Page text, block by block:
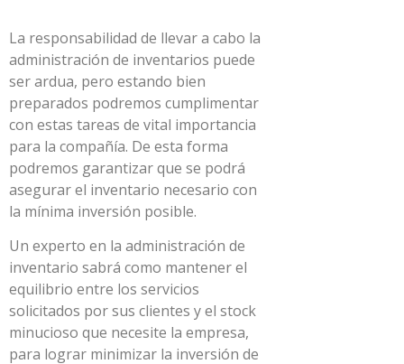
La responsabilidad de llevar a cabo la
administración de inventarios puede
ser ardua, pero estando bien
preparados podremos cumplimentar
con estas tareas de vital importancia
para la compañía. De esta forma
podremos garantizar que se podrá
asegurar el inventario necesario con
la mínima inversión posible.
Un experto en la administración de
inventario sabrá como mantener el
equilibrio entre los servicios
solicitados por sus clientes y el stock
minucioso que necesite la empresa,
para lograr minimizar la inversión de